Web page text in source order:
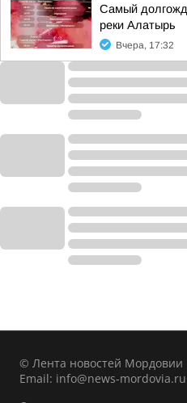
Самый
реки Алатырь
Вчера, 17:32
© Лента новостей Мордовии
Email: info@news-mordovia.ru